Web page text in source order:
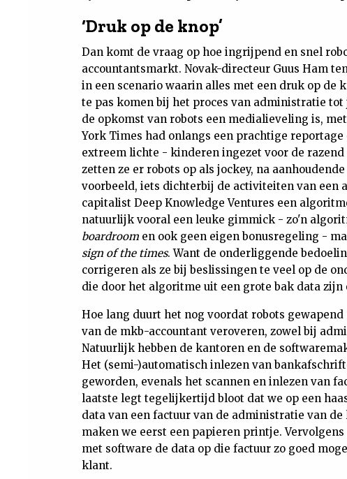
‘Druk op de knop’
Dan komt de vraag op hoe ingrijpend en snel
accountantsmarkt. Novak-directeur Guus Ham
in een scenario waarin alles met een druk op de
te pas komen bij het proces van administratie tot
de opkomst van robots een medialieveling is,
York Times had onlangs een prachtige
extreem lichte - kinderen ingezet voor de
zetten ze er robots op als jockey, na
voorbeeld, iets dichterbij de activiteiten van een
capitalist Deep Knowledge Ventures een
natuurlijk vooral een leuke gimmick - zo'n
boardroom en ook geen eigen bonusregeling -
sign of the times. Want de onderliggende
corrigeren als ze bij beslissingen te veel op de
die door het algoritme uit een grote bak data zijn
Hoe lang duurt het nog voordat robots
van de mkb-accountant veroveren, zowel bij
Natuurlijk hebben de kantoren en de
Het (semi-)automatisch inlezen van
geworden, evenals het scannen en inlezen van
laatste legt tegelijkertijd bloot dat we op een
data van een factuur van de administratie van
maken we eerst een papieren printje.
met software de data op die factuur zo goed
klant.